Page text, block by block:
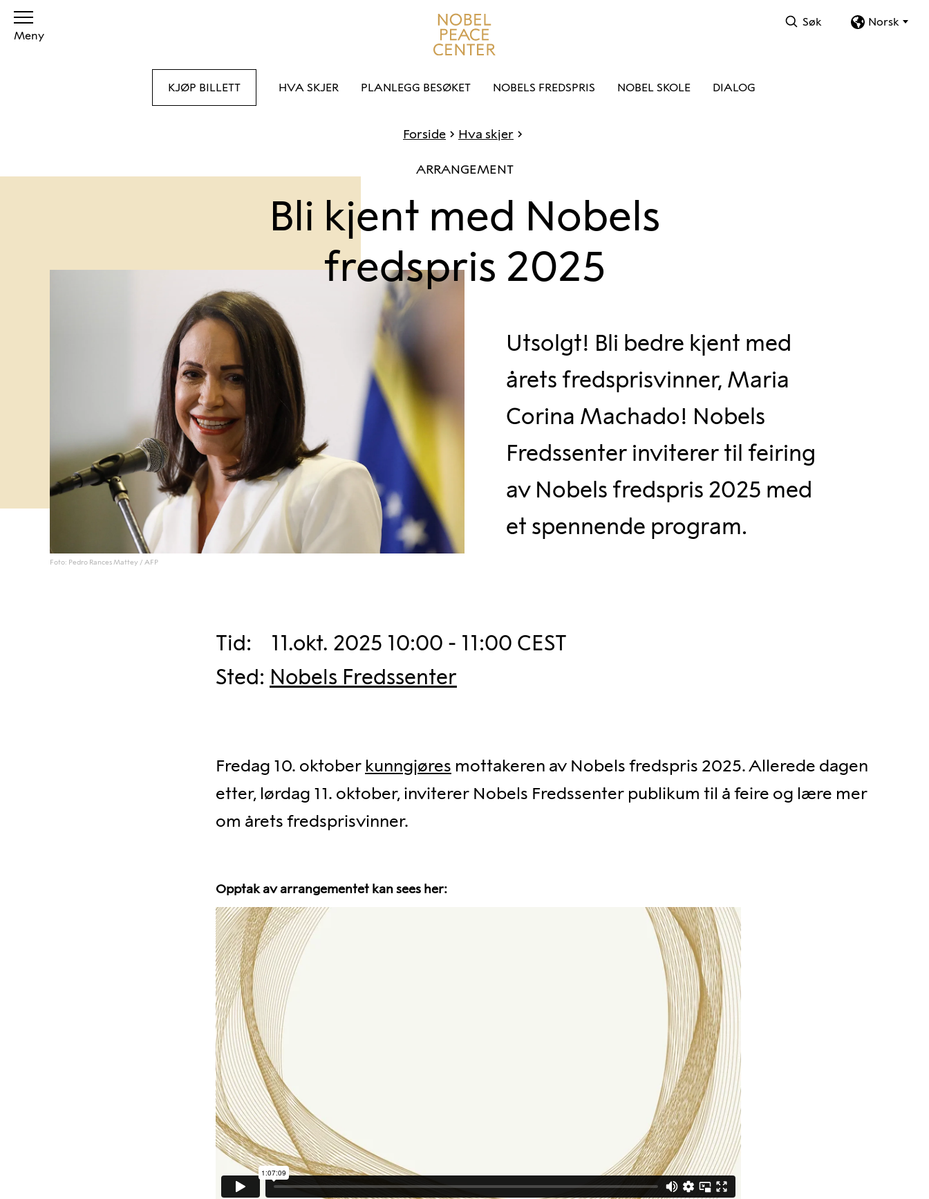
Søk
Norsk
Meny
KJØP BILLETT HVA SKJER PLANLEGG BESØKET NOBELS FREDSPRIS NOBEL SKOLE DIALOG
Forside Hva skjer
ARRANGEMENT
Bli kjent med Nobels
fredspris 2025
Foto: Pedro Rances Mattey / AFP
Utsolgt! Bli bedre kjent med
årets fredsprisvinner, Maria
Corina Machado! Nobels
Fredssenter inviterer til feiring
av Nobels fredspris 2025 med
et spennende program.
Tid:
11.okt. 2025 10:00 - 11:00 CEST
Sted: Nobels Fredssenter
Fredag 10. oktober kunngjøres mottakeren av Nobels fredspris 2025. Allerede dagen
etter, lørdag 11. oktober, inviterer Nobels Fredssenter publikum til å feire og lære mer
om årets fredsprisvinner.
Opptak av arrangementet kan sees her: